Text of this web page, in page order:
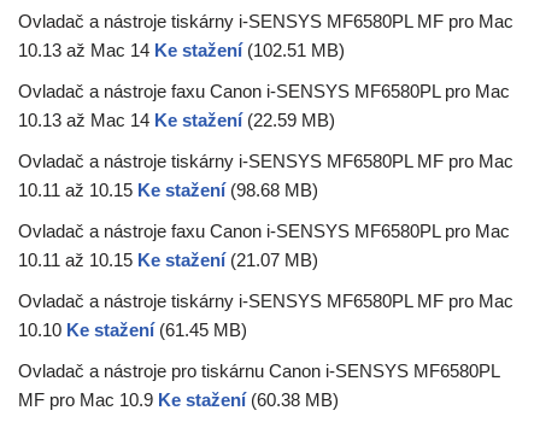
Ovladač a nástroje tiskárny i-SENSYS MF6580PL MF pro Mac
10.13 až Mac 14 Ke stažení (102.51 MB)
Ovladač a nástroje faxu Canon i-SENSYS MF6580PL pro Mac
10.13 až Mac 14 Ke stažení (22.59 MB)
Ovladač a nástroje tiskárny i-SENSYS MF6580PL MF pro Mac
10.11 až 10.15 Ke stažení (98.68 MB)
Ovladač a nástroje faxu Canon i-SENSYS MF6580PL pro Mac
10.11 až 10.15 Ke stažení (21.07 MB)
Ovladač a nástroje tiskárny i-SENSYS MF6580PL MF pro Mac
10.10 Ke stažení (61.45 MB)
Ovladač a nástroje pro tiskárnu Canon i-SENSYS MF6580PL
MF pro Mac 10.9 Ke stažení (60.38 MB)